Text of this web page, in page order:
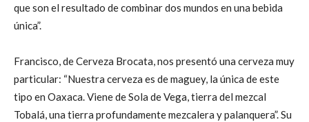
que son el resultado de combinar dos mundos en una bebida
única”.
Francisco, de Cerveza Brocata, nos presentó una cerveza muy
particular: “Nuestra cerveza es de maguey, la única de este
tipo en Oaxaca. Viene de Sola de Vega, tierra del mezcal
Tobalá, una tierra profundamente mezcalera y palanquera”. Su